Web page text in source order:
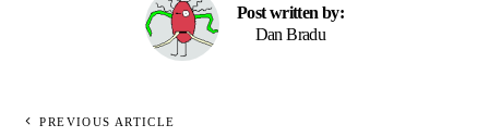
Post written by:
Dan Bradu
PREVIOUS ARTICLE